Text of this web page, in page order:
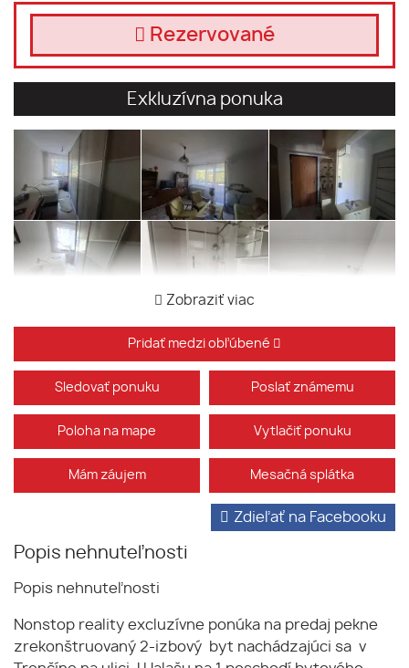
Rezervované
Exkluzívna ponuka
Zobraziť viac
Pridať medzi obľúbené
Sledovať ponuku Poslať známemu
Poloha na mape Vytlačiť ponuku
Mám záujem Mesačná splátka
Popis nehnuteľnosti
Zdieľať na Facebooku
Popis nehnuteľnosti
Nonstop reality excluzívne ponúka na predaj pekne
zrekonštruovaný 2-izbový byt nachádzajúci sa v